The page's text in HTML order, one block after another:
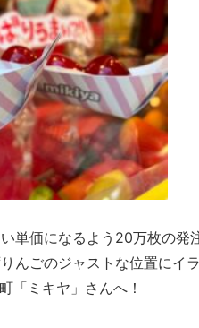
価になるよう20万枚の発注
ごのジャストな位置にイラ
「ミキヤ」さんへ！